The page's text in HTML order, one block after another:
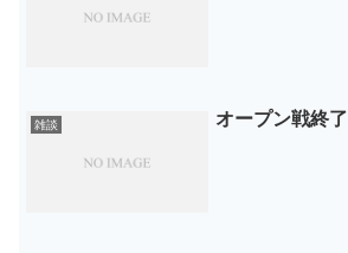
雑談 オープン戦終了